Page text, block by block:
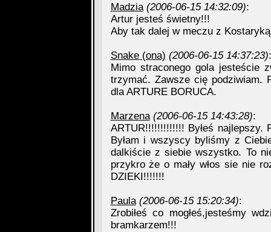
Madzia (2006-06-15 14:32:09):
Artur jesteś świetny!!!
Aby tak dalej w meczu z
Snake (ona) (2006-06-15 14:37:23):
Mimo straconego gola jesteście
trzymać. Zawsze cię podziwiam.
dla ARTURE BORUCA.
Marzena (2006-06-15 14:43:28):
ARTUR!!!!!!!!!!!!! Byłeś najlepszy.
Byłam i wszyscy byliśmy z
dalkiście z siebie wszystko. To
przykro że o mały włos sie nie
DZIEKI!!!!!!!
Paula (2006-06-15 15:20:34):
Zrobiłeś co mogłeś,jesteśmy
bramkarzem!!!